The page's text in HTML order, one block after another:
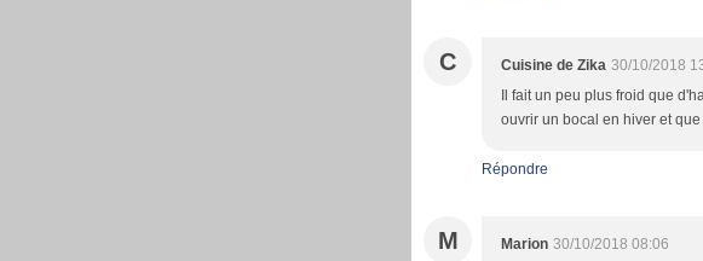
C Cuisine de Zika 30/10/2018
Il fait un peu plus froid que
ouvrir un bocal en hiver et
Répondre
M Marion 30/10/2018 08:06